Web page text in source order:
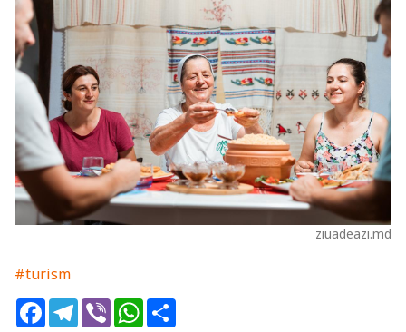
ziuadeazi.md
#turism
FacebookTelegram
ViberWhatsApp